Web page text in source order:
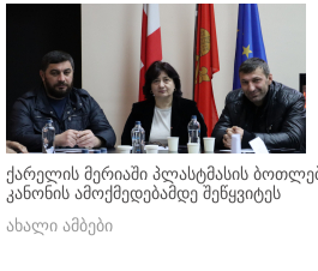
ქარელის მერიაში პლასტმასის
კანონის ამოქმედებამდე შეწყვიტეს
ახალი ამბები